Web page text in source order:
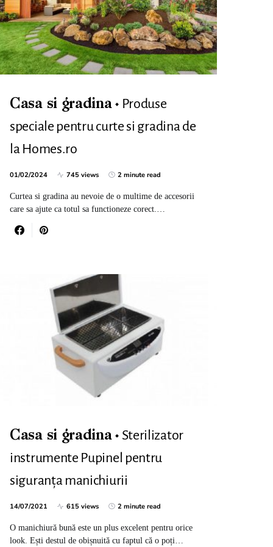
Casa si gradina
Produse
speciale pentru curte si gradina de
la Homes.ro
01/02/2024 745 views 2 minute read
Curtea si gradina au nevoie de o multime de accesorii
care sa ajute ca totul sa functioneze corect.…
Casa si gradina
Sterilizator
instrumente Pupinel pentru
siguranța manichiurii
14/07/2021 615 views 2 minute read
O manichiură bună este un plus excelent pentru orice
look. Ești destul de obișnuită cu faptul că o poți…